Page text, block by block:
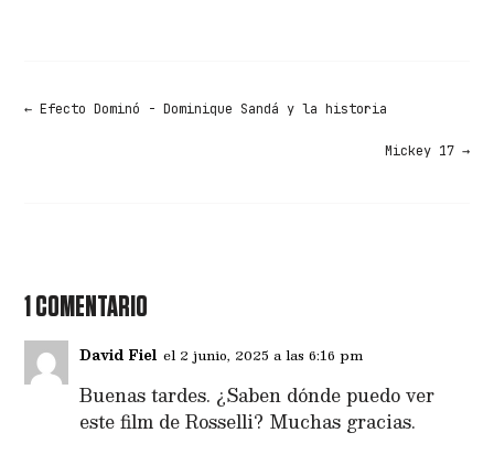
←Efecto Dominó - Dominique Sandá y la historia
Mickey 17→
1 COMENTARIO
David Fiel el 2 junio, 2025 a las 6:16 pm
Buenas tardes. ¿Saben dónde puedo ver
este film de Rosselli? Muchas gracias.